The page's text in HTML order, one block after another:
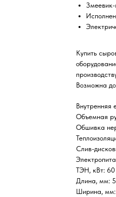
Купить
Возможна
Внутренняя
Объемная
Обшивка
Слив-
ТЭН, кВт: 60
Длина, мм:
Ширина, мм: